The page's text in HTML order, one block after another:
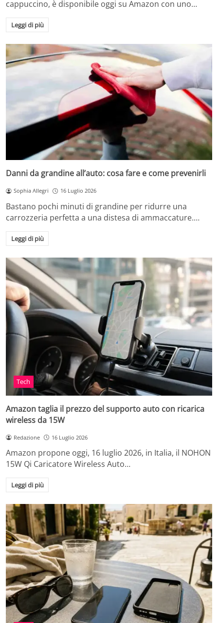
cappuccino, è disponibile oggi su Amazon con uno…
Leggi di più
Danni da grandine all’auto: cosa fare e come prevenirli
Sophia Allegri 16 Luglio 2026
Bastano pochi minuti di grandine per ridurre una
carrozzeria perfetta a una distesa di ammaccature.…
Leggi di più
Tech
Amazon taglia il prezzo del supporto auto con ricarica
wireless da 15W
Redazione 16 Luglio 2026
Amazon propone oggi, 16 luglio 2026, in Italia, il NOHON
15W Qi Caricatore Wireless Auto…
Leggi di più